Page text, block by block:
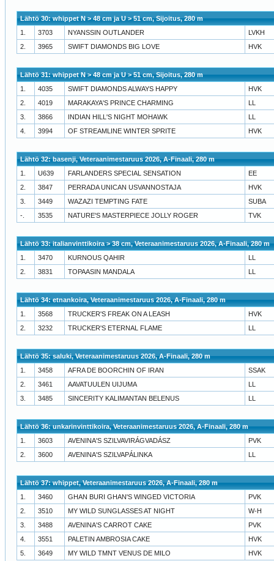
Lähtö 30: whippet N > 48 cm ja U > 51 cm, Sijoitus, 280 m
1.
3703 NYANSSIN OUTLANDER
LVKH
2.
3965 SWIFT DIAMONDS BIG LOVE HVK
Lähtö 31: whippet N > 48 cm ja U > 51 cm, Sijoitus, 280 m
1.
4035 SWIFT DIAMONDS ALWAYS HAPPY
HVK
2.
4019 MARAKAYA'S PRINCE CHARMING
LL
3.
3866 INDIAN HILL'S NIGHT MOHAWK
LL
4.
3994 OF STREAMLINE WINTER SPRITE HVK
Lähtö 32: basenji, Veteraanimestaruus 2026, A-Finaali, 280 m
1.
U639 FARLANDERS SPECIAL SENSATION
EE
2.
3847 PERRADA UNICAN USVANNOSTAJA
HVK
3.
3449 WAZAZI TEMPTING FATE
SUBA
-.
3535 NATURE'S MASTERPIECE JOLLY ROGER TVK
Lähtö 33: italianvinttikoira > 38 cm, Veteraanimestaruus 2026, A-Finaali, 280 m
1.
3470 KURNOUS QAHIR
LL
2.
3831 TOPAASIN MANDALA LL
Lähtö 34: etnankoira, Veteraanimestaruus 2026, A-Finaali, 280 m
1.
3568 TRUCKER'S FREAK ON A LEASH
HVK
2.
3232 TRUCKER'S ETERNAL FLAME LL
Lähtö 35: saluki, Veteraanimestaruus 2026, A-Finaali, 280 m
1.
3458 AFRA DE BOORCHIN OF IRAN
SSAK
2.
3461 AAVATUULEN UIJUMA
LL
3.
3485 SINCERITY KALIMANTAN BELENUS LL
Lähtö 36: unkarinvinttikoira, Veteraanimestaruus 2026, A-Finaali, 280 m
1.
3603 AVENINA'S SZILVAVIRÁGVADÁSZ
PVK
2.
3600 AVENINA'S SZILVAPÁLINKA LL
Lähtö 37: whippet, Veteraanimestaruus 2026, A-Finaali, 280 m
1.
3460 GHAN BURI GHAN'S WINGED VICTORIA
PVK
2.
3510 MY WILD SUNGLASSES AT NIGHT
W-H
3.
3488 AVENINA'S CARROT CAKE
PVK
4.
3551 PALETIN AMBROSIA CAKE
HVK
5.
3649 MY WILD TMNT VENUS DE MILO HVK